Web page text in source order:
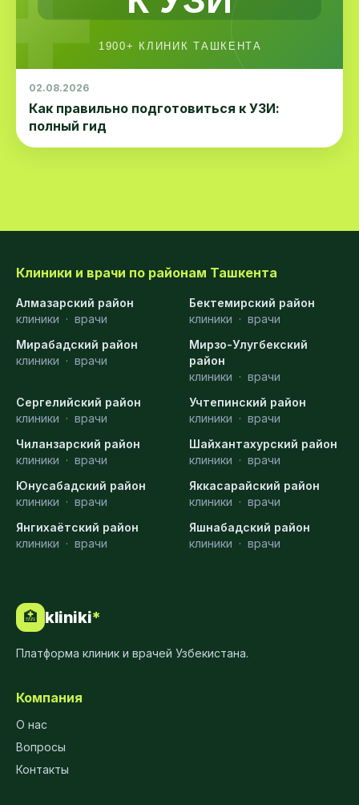
02.08.2026
Как правильно подготовиться к УЗИ:
полный гид
Клиники и врачи по районам Ташкента
Алмазарский район
клиники · врачи
Бектемирский район
клиники · врачи
Мирабадский район
клиники · врачи
Мирзо-Улугбекский
район
клиники · врачи
Сергелийский район
клиники · врачи
Учтепинский район
клиники · врачи
Чиланзарский район
клиники · врачи
Шайхантахурский район
клиники · врачи
Юнусабадский район
клиники · врачи
Яккасарайский район
клиники · врачи
Янгихаётский район
клиники · врачи
Яшнабадский район
клиники · врачи
🏥 kliniki*
Платформа клиник и врачей Узбекистана.
Компания
О нас
Вопросы
Контакты